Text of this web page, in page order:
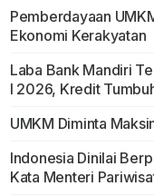
Pemberdayaan
Ekonomi Kerakyatan
Laba Bank Mandiri
I 2026, Kredit
UMKM Diminta
Indonesia Dinilai
Kata Menteri